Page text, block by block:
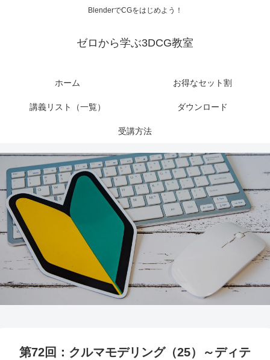
BlenderでCGをはじめよう！
ゼロから学ぶ3DCG教室
ホーム お得なセット割
講義リスト（一覧） ダウンロード
受講方法
第72回：クルマモデリング（25）～ディテ